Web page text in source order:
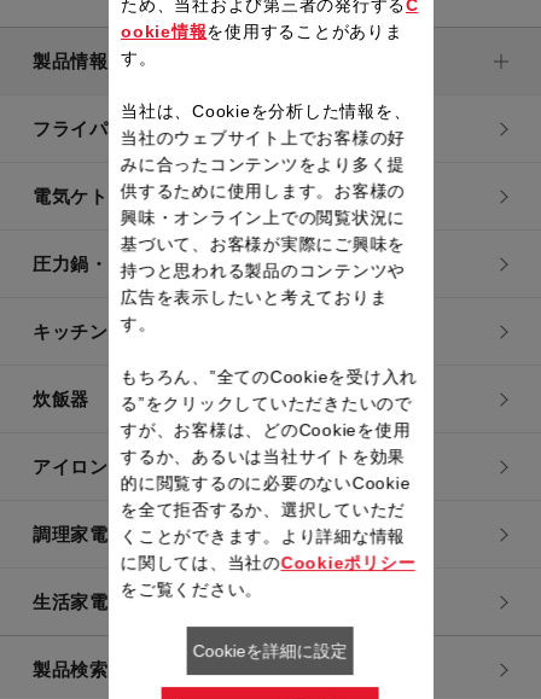
製品情報
フライパン・鍋
電気ケトル
圧力鍋・電気圧力鍋
キッチン用品
炊飯器
アイロン・衣類スチーマー
調理家電
生活家電
製品検索一覧
ため、当社および第三者の発行するC
ookie情報を使用することがありま
す。
当社は、Cookieを分析した情報を、
当社のウェブサイト上でお客様の好
みに合ったコンテンツをより多く提
供するために使用します。お客様の
興味・オンライン上での閲覧状況に
基づいて、お客様が実際にご興味を
持つと思われる製品のコンテンツや
広告を表示したいと考えておりま
す。
もちろん、”全てのCookieを受け入れ
る”をクリックしていただきたいので
すが、お客様は、どのCookieを使用
するか、あるいは当社サイトを効果
的に閲覧するのに必要のないCookie
を全て拒否するか、選択していただ
くことができます。より詳細な情報
に関しては、当社のCookieポリシー
をご覧ください。
Cookieを詳細に設定